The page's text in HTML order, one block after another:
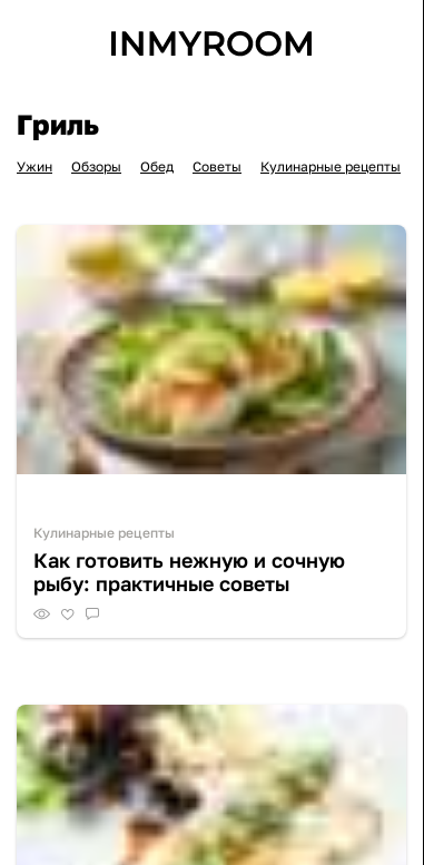
Гриль
Ужин Обзоры Обед Советы Кулинарные рецепты
Кулинарные рецепты
Как готовить нежную и сочную
рыбу: практичные советы